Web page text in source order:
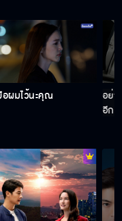
ดกี่เปอร์เซ็นต์
ด้หายหงุดหงิด
ารต้องทนดูสิ่งที่ทุกคนทำมาสูญ
องใช้สาวพรหมจรรย์ปักตะไคร้ไล่
ผมไว้นะคุณ
อย่
อีก